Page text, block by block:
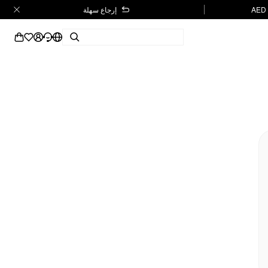
إرجاع سهلة